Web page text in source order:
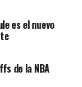
Atenas
53
es el nuevo
de la NBA